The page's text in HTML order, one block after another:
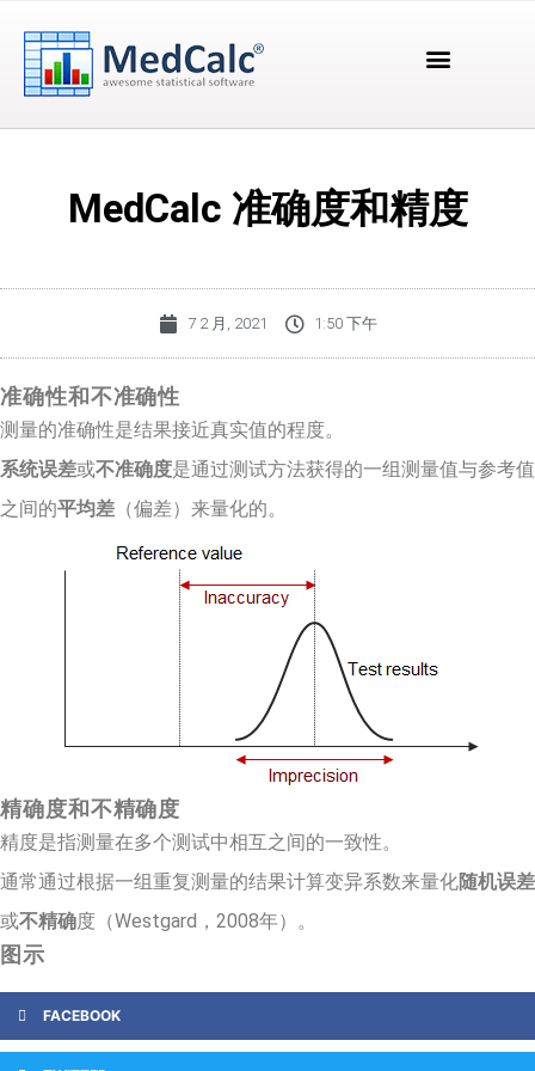
MedCalc 准确度和精度
7 2 月, 2021 1:50 下午
准确性和不准确性
测量的准确性是结果接近真实值的程度。
系统误差或不准确度是通过测试方法获得的一组测量值与参考值
之间的平均差 （偏差）来量化的。
精确度和不精确度
精度是指测量在多个测试中相互之间的一致性。
通常通过根据一组重复测量的结果计算变异系数来量化随机误差
或不精确度（Westgard，2008年）。
图示
FACEBOOK